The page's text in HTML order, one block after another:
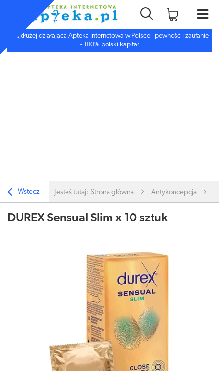
Najdłużej działająca Apteka internetowa w Polsce - pewność i zaufanie
- 100% polski kapitał
Wstecz Jesteś tutaj: Strona główna Antykoncepcja
DUREX Sensual Slim x 10 sztuk